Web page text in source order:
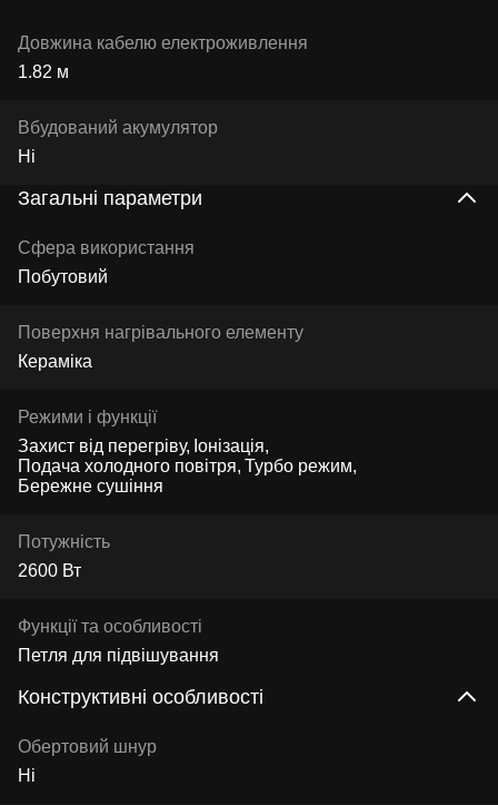
Довжина кабелю електроживлення
1.82 м
Вбудований акумулятор
Ні
Загальні параметри
Сфера використання
Побутовий
Поверхня нагрівального елементу
Кераміка
Режими і функції
Захист від перегріву
Іонізація
Подача холодного повітря Турбо режим
Бережне сушіння
Потужність
2600 Вт
Функції та особливості
Петля для підвішування
Конструктивні особливості
Обертовий шнур
Ні